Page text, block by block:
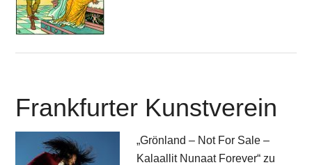
Frankfurter Kunstverein
„Grönland – Not For Sale –
Kalaallit Nunaat Forever“ zu